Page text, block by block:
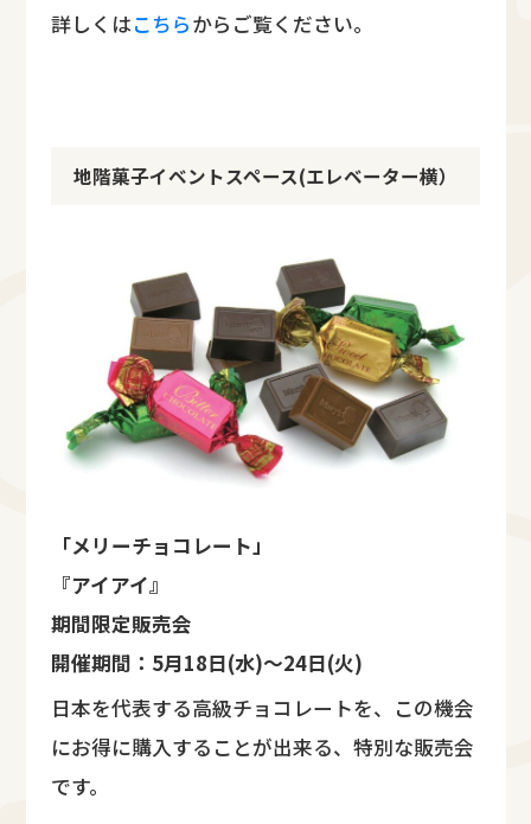
詳しくはこちらからご覧ください。
地階菓子イベントスペース(エレベーター横）
「メリーチョコレート」
『アイアイ』
期間限定販売会
開催期間：5月18日(水)～24日(火)
日本を代表する高級チョコレートを、この機会
にお得に購入することが出来る、特別な販売会
です。